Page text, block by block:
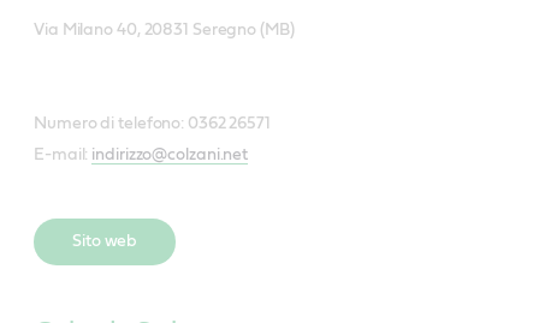
Via Milano 40, 20831 Seregno (MB)
Numero di telefono: 0362 26571
E-mail: indirizzo@colzani.net
Sito web